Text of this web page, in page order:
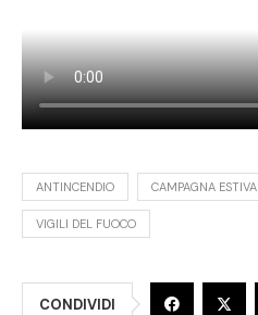
ANTINCENDIO CAMPAGNA ESTIVA
VIGILI DEL FUOCO
CONDIVIDI